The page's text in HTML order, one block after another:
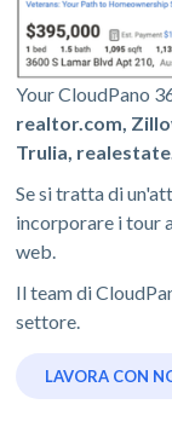
Your CloudPano
realtor.com,
Trulia,
Se si tratta di
incorporare i tour
web.
Il team di
settore.
LAVORA CON